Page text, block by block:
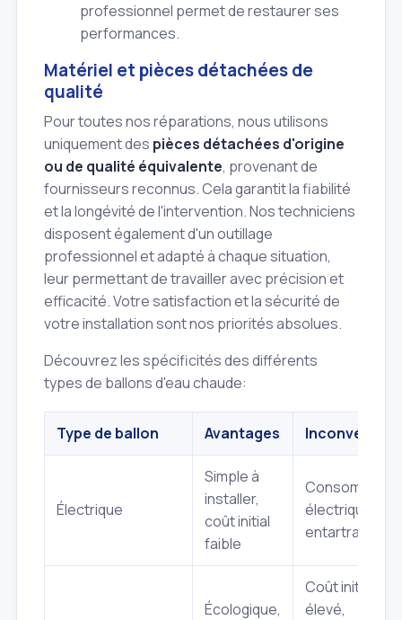
professionnel permet de restaurer ses
performances.
Matériel et pièces détachées de
qualité
Pour toutes nos réparations, nous utilisons
uniquement des pièces détachées d'origine
ou de qualité équivalente, provenant de
fournisseurs reconnus. Cela garantit la fiabilité
et la longévité de l'intervention. Nos techniciens
disposent également d'un outillage
professionnel et adapté à chaque situation,
leur permettant de travailler avec précision et
efficacité. Votre satisfaction et la sécurité de
votre installation sont nos priorités absolues.
Découvrez les spécificités des différents
types de ballons d'eau chaude:
Type de ballon Avantages
Électrique
Simple à
installer,
coût initial
faible
électrique,
entartrage
Écologique,
Coût initial
élevé,